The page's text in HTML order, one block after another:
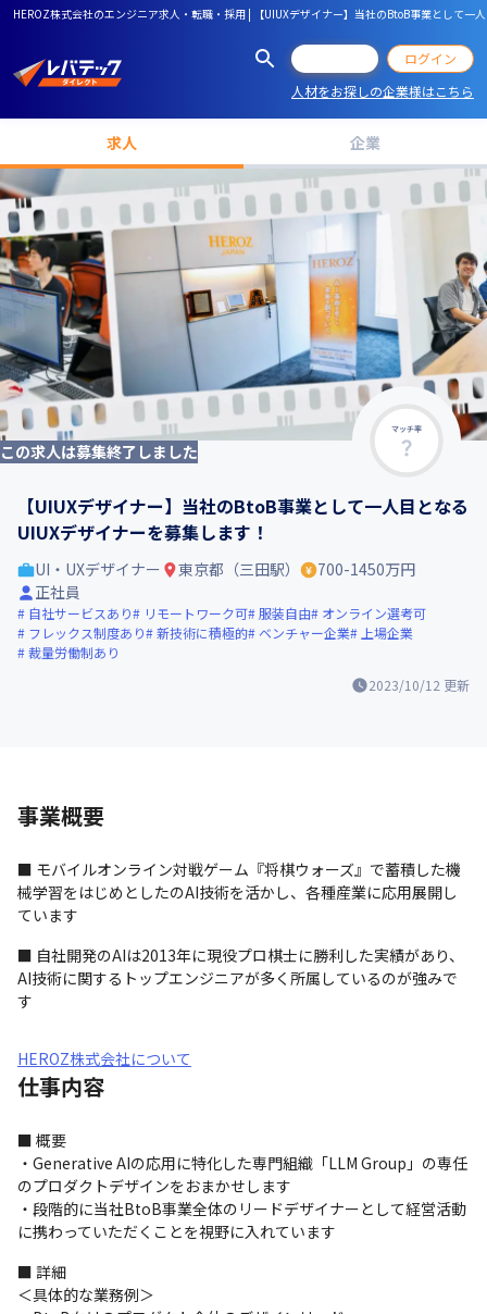
HEROZ株式会社のエンジニア求人・転職・採用 | 【UIUXデザイナー】当社のBtoB事業として一
ログイン
人材をお探しの企業様はこちら
求人 企業
マッチ率
この求人は募集終了しました
【UIUXデザイナー】当社のBtoB事業として一人目となる
UIUXデザイナーを募集します！
2023/10/12 更新
UI・UXデザイナー 東京都（三田駅）
700-1450万円
正社員
自社サービスあり リモートワーク可 服装自由
オンライン選考可
フレックス制度あり
新技術に積極的 ベンチャー企業
上場企業
裁量労働制あり
事業概要
■ モバイルオンライン対戦ゲーム『将棋ウォーズ』で蓄積した機
械学習をはじめとしたのAI技術を活かし、各種産業に応用展開し
ています
■ 自社開発のAIは2013年に現役プロ棋士に勝利した実績があり、
AI技術に関するトップエンジニアが多く所属しているのが強みで
す
HEROZ株式会社について
仕事内容
■ 概要
・Generative AIの応用に特化した専門組織「LLM Group」の専任
のプロダクトデザインをおまかせします
・段階的に当社BtoB事業全体のリードデザイナーとして経営活動
に携わっていただくことを視野に入れています
■ 詳細
＜具体的な業務例＞